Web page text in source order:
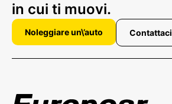
in cui ti muovi.
Noleggiare un\’auto Contattaci